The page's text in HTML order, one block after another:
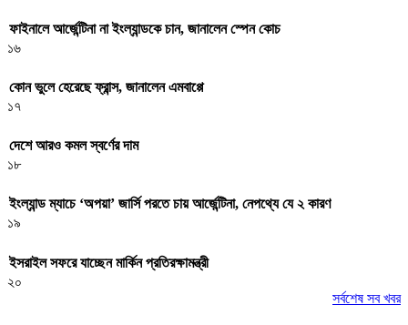
ফাইনালে আর্জেন্টিনা না ইংল্যান্ডকে চান, জানালেন স্পেন কোচ
১৬
কোন ভুলে হেরেছে ফ্রান্স, জানালেন এমবাপ্পে
১৭
দেশে আরও কমল স্বর্ণের দাম
১৮
ইংল্যান্ড ম্যাচে ‘অপয়া’ জার্সি পরতে চায় আর্জেন্টিনা, নেপথ্যে যে ২ কারণ
১৯
ইসরাইল সফরে যাচ্ছেন মার্কিন প্রতিরক্ষামন্ত্রী
২০
সর্বশেষ সব খবর